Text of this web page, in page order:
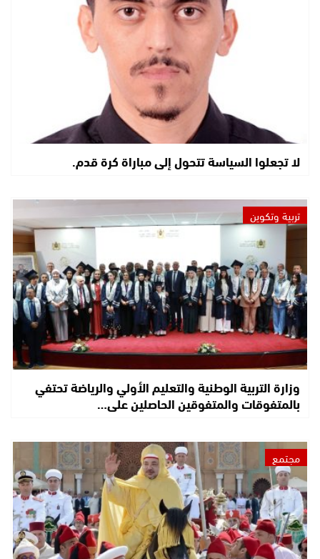
لا تجعلوا السياسة تتحول إلى مباراة كرة قدم.
تربية وتكوين
وزارة التربية الوطنية والتعليم الأولي والرياضة تحتفي
بالمتفوقات والمتفوقين الحاصلين على…
مجتمع